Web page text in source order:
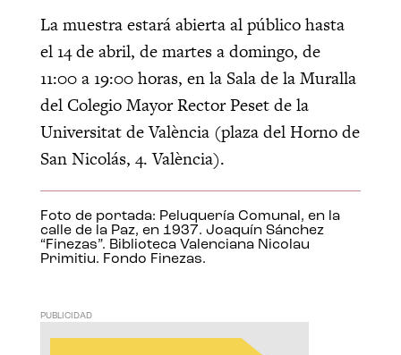
La muestra estará abierta al público hasta
el 14 de abril, de martes a domingo, de
11:00 a 19:00 horas, en la Sala de la Muralla
del Colegio Mayor Rector Peset de la
Universitat de València (plaza del Horno de
San Nicolás, 4. València).
Foto de portada: Peluquería Comunal, en la
calle de la Paz, en 1937. Joaquín Sánchez
“Finezas”. Biblioteca Valenciana Nicolau
Primitiu. Fondo Finezas.
PUBLICIDAD